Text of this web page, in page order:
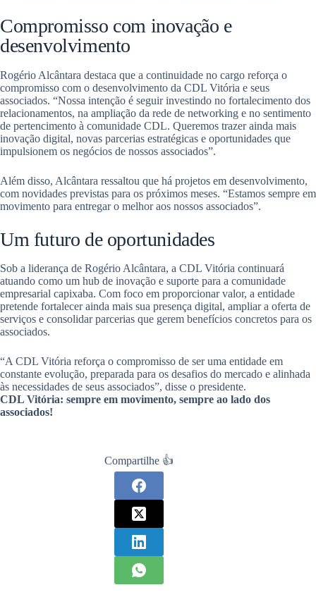
Compromisso com inovação e
desenvolvimento
Rogério Alcântara destaca que a continuidade no cargo reforça o
compromisso com o desenvolvimento da CDL Vitória e seus
associados. “Nossa intenção é seguir investindo no fortalecimento dos
relacionamentos, na ampliação da rede de networking e no sentimento
de pertencimento à comunidade CDL. Queremos trazer ainda mais
inovação digital, novas parcerias estratégicas e oportunidades que
impulsionem os negócios de nossos associados”.
Além disso, Alcântara ressaltou que há projetos em desenvolvimento,
com novidades previstas para os próximos meses. “Estamos sempre em
movimento para entregar o melhor aos nossos associados”.
Um futuro de oportunidades
Sob a liderança de Rogério Alcântara, a CDL Vitória continuará
atuando como um hub de inovação e suporte para a comunidade
empresarial capixaba. Com foco em proporcionar valor, a entidade
pretende fortalecer ainda mais sua presença digital, ampliar a oferta de
serviços e consolidar parcerias que gerem benefícios concretos para os
associados.
“A CDL Vitória reforça o compromisso de ser uma entidade em
constante evolução, preparada para os desafios do mercado e alinhada
às necessidades de seus associados”, disse o presidente.
CDL Vitória: sempre em movimento, sempre ao lado dos
associados!
Compartilhe 👍